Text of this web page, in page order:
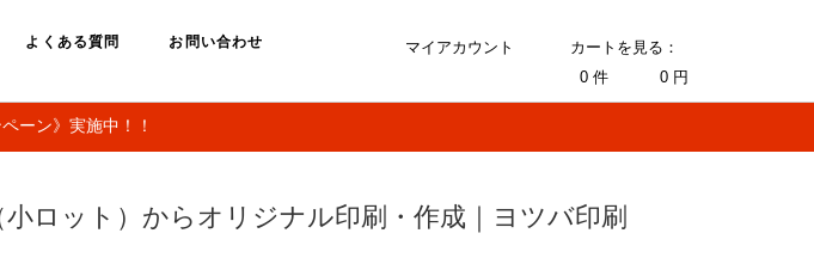
よくある質問 お問い合わせ マイアカウント
カートを見る：
0 件 0 円
ーン》実施中！！
ロット）からオリジナル印刷・作成｜ヨツバ印刷